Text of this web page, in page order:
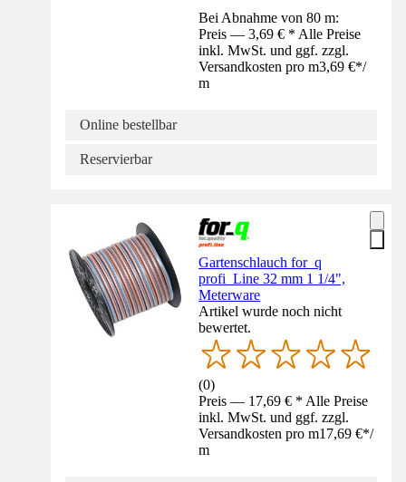
Bei Abnahme von 80 m:
Preis — 3,69 € * Alle Preise
inkl. MwSt. und ggf. zzgl.
Versandkosten pro m3,69 €*/
m
Online bestellbar
Reservierbar
Gartenschlauch for_q
profi_Line 32 mm 1 1/4",
Meterware
Artikel wurde noch nicht
bewertet.
(0)
Preis — 17,69 € * Alle Preise
inkl. MwSt. und ggf. zzgl.
Versandkosten pro m17,69 €*/
m